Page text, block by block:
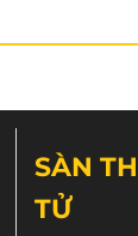
SÀN
TỬ